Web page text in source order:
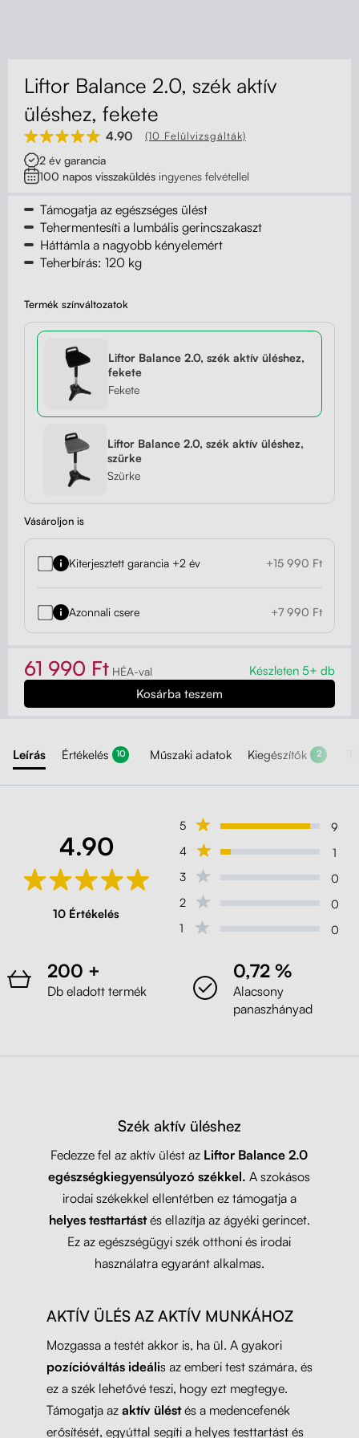
Zárható fiók
Fa monitor állványok
Akusztikus paravánok
Deréktámaszok
Liftor Balance 2.0, szék aktív
üléshez, fekete
4.90 (10 Felülvizsgálták)
2 év garancia
100 napos visszaküldés ingyenes felvétellel
Támogatja az egészséges ülést
Tehermentesíti a lumbális gerincszakaszt
Háttámla a nagyobb kényelemért
Teherbírás: 120 kg
Termék színváltozatok
Liftor Balance 2.0, szék aktív üléshez,
fekete
Fekete
Liftor Balance 2.0, szék aktív üléshez,
szürke
Szürke
Vásároljon is
Kiterjesztett garancia +2 év +15 990 Ft
Azonnali csere +7 990 Ft
61 990 Ft HÉA-val Készleten 5+ db
Leírás Értékelés 10 Műszaki adatok Kiegészítők 2
4.90
10 Értékelés
5
9
4
1
3
0
2
0
1
0
200 +
Db eladott termék
0,72 %
Alacsony
panaszhányad
Szék aktív üléshez
Fedezze fel az aktív ülést az Liftor Balance 2.0
egészségkiegyensúlyozó székkel. A szokásos
irodai székekkel ellentétben ez támogatja a
helyes testtartástés ellazítja az ágyéki gerincet.
Ez az egészségügyi szék otthoni és irodai
használatra egyaránt alkalmas.
AKTÍV ÜLÉS AZ AKTÍV MUNKÁHOZ
Mozgassa a testét akkor is, ha ül. A gyakori
pozícióváltás ideális az emberi test számára, és
ez a szék lehetővé teszi, hogy ezt megtegye.
Támogatja az aktív üléstés a medencefenék
erősítését, egyúttal segíti a helyes testtartást és